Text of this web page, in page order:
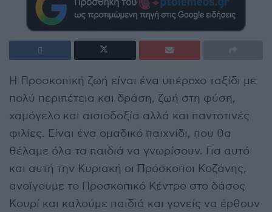
Η Προσκοπική ζωή είναι ένα υπέροχο ταξίδι με
πολύ περιπέτεια και δράση, ζωή στη φύση,
χαμόγελο και αισιοδοξία αλλά και παντοτινές
φιλίες. Είναι ένα ομαδικό παιχνίδι, που θα
θέλαμε όλα τα παιδιά να γνωρίσουν. Για αυτό
και αυτή την Κυριακή οι Πρόσκοποι Κοζάνης,
ανοίγουμε το Προσκοπικό Κέντρο στο δάσος
Κουρί και καλούμε παιδιά και γονείς να έρθουν